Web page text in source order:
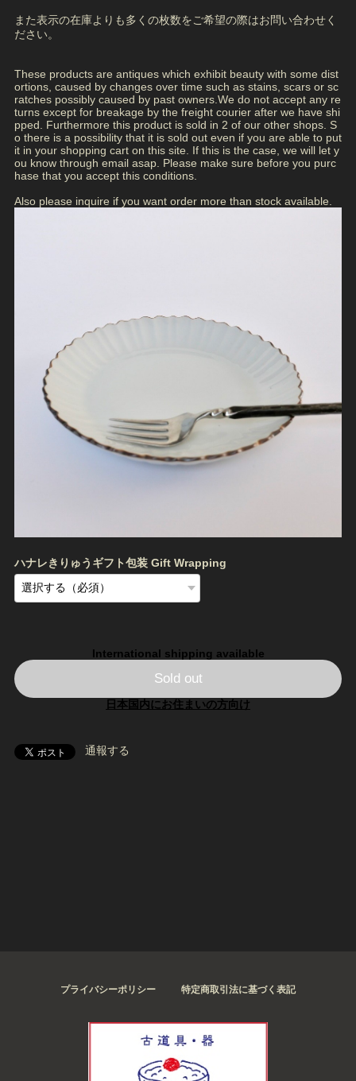
また表示の在庫よりも多くの枚数をご希望の際はお問い合わせく
ださい。
These products are antiques which exhibit beauty with some dist
ortions, caused by changes over time such as stains, scars or sc
ratches possibly caused by past owners.We do not accept any re
turns except for breakage by the freight courier after we have shi
pped. Furthermore this product is sold in 2 of our other shops. S
o there is a possibility that it is sold out even if you are able to put
it in your shopping cart on this site. If this is the case, we will let y
ou know through email asap. Please make sure before you purc
hase that you accept this conditions.
Also please inquire if you want order more than stock available.
ハナレきりゅうギフト包装 Gift Wrapping
International shipping available
Sold out
日本国内にお住まいの方向け
通報する
プライバシーポリシー 特定商取引法に基づく表記